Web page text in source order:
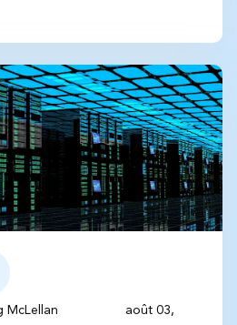
McLellan
août 03,